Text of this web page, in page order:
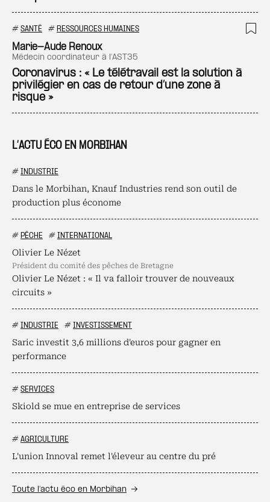
L’ACTU ÉCO EN MORBIHAN
# INDUSTRIE
Dans le Morbihan, Knauf Industries rend son outil de
production plus économe
# PÊCHE # INTERNATIONAL
Olivier Le Nézet
président du comité des pêches de Bretagne
Olivier Le Nézet : « Il va falloir trouver de nouveaux
circuits »
# INDUSTRIE # INVESTISSEMENT
Saric investit 3,6 millions d'euros pour gagner en
performance
# SERVICES
Skiold se mue en entreprise de services
# AGRICULTURE
L'union Innoval remet l'éleveur au centre du pré
Toute l’actu éco en Morbihan
# SANTÉ # RESSOURCES HUMAINES
Marie-Aude Renoux
médecin coordinateur à l’AST35
Coronavirus : « Le télétravail est la solution à
privilégier en cas de retour d’une zone à
risque »